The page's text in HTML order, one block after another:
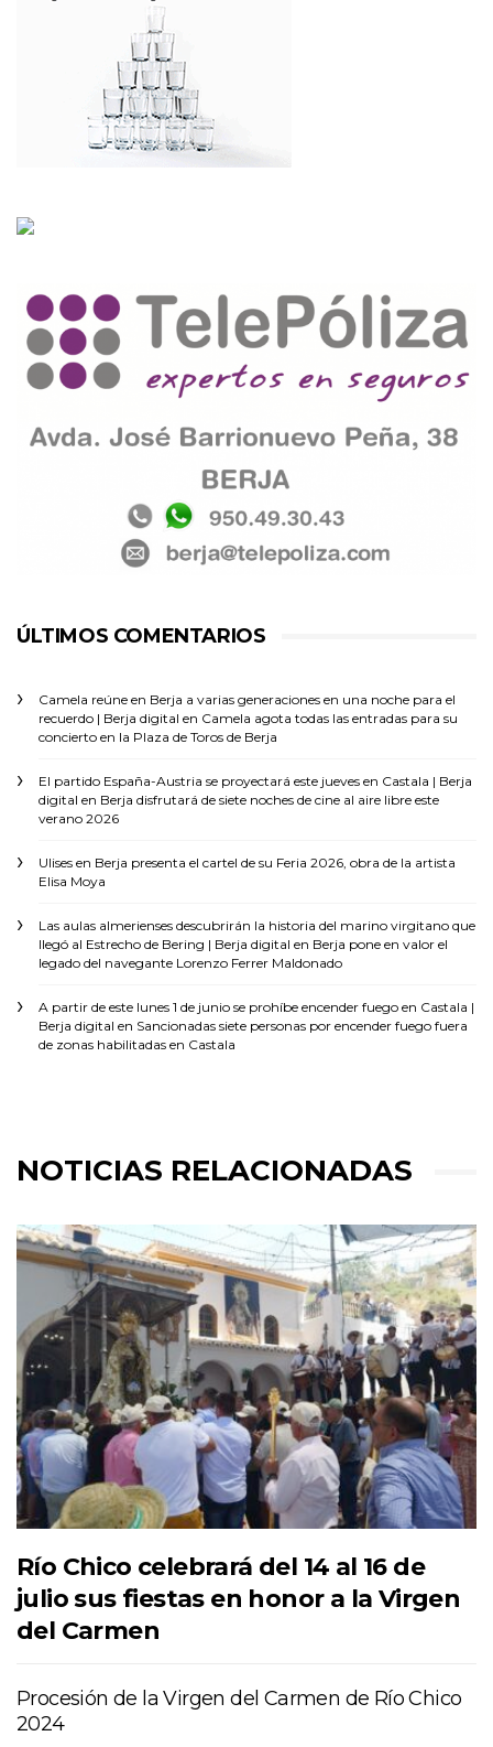
ÚLTIMOS COMENTARIOS
Camela reúne en Berja a varias generaciones en una noche para el
recuerdo | Berja digital en Camela agota todas las entradas para su
concierto en la Plaza de Toros de Berja
El partido España-Austria se proyectará este jueves en Castala | Berja
digital en Berja disfrutará de siete noches de cine al aire libre este
verano 2026
Ulises en Berja presenta el cartel de su Feria 2026, obra de la artista
Elisa Moya
Las aulas almerienses descubrirán la historia del marino virgitano que
llegó al Estrecho de Bering | Berja digital en Berja pone en valor el
legado del navegante Lorenzo Ferrer Maldonado
A partir de este lunes 1 de junio se prohíbe encender fuego en Castala |
Berja digital en Sancionadas siete personas por encender fuego fuera
de zonas habilitadas en Castala
NOTICIAS RELACIONADAS
Río Chico celebrará del 14 al 16 de
julio sus fiestas en honor a la Virgen
del Carmen
Procesión de la Virgen del Carmen de Río Chico
2024